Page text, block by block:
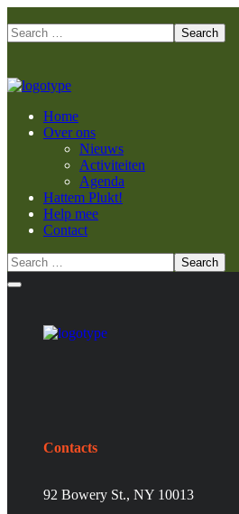
Home
Over ons
Nieuws
Activiteiten
Agenda
Hattem Plukt!
Help mee
Contact
Contacts
92 Bowery St., NY 10013